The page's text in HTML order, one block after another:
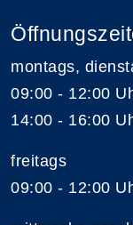
montags,
09:00 - 12:00
14:00 - 16:00
freitags
09:00 - 12:00